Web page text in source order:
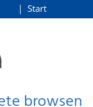
Start
browsen